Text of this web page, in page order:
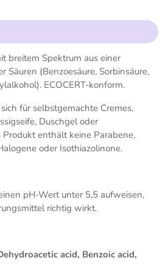
breitem Spektrum aus einer
Säuren (Benzoesäure, Sorbinsäure,
ECOCERT-konform.
für selbstgemachte Cremes,
Duschgel oder
Produkt enthält keine Parabene,
oder Isothiazolinone.
pH-Wert unter 5,5 aufweisen,
richtig wirkt.
acid, Benzoic acid,